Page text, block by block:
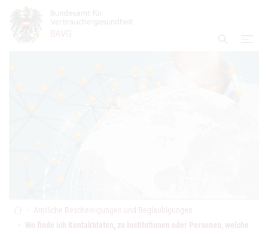
Zum Inhalt
Zum Hauptmenü
Zur Suche
Suche
Startseite
Amtliche Bescheinigungen und Beglaubigungen
Wo finde ich Kontaktdaten, zu Institutionen oder Personen, welche